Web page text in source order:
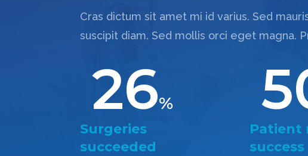
Cras dictum sit amet mi id varius. Sed
suscipit diam. Sed mollis orci eget magna.
26%
Surgeries
succeeded
Patient
success